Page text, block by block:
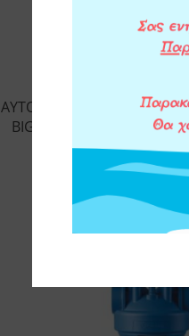
ΑΥΤΟΚΑΘΑΡΙΖΟΜΕΝΟ
BIG DUO 1 1/2″ RAH ΜΕ
ATLAS FILTRI
ΠΡΟΣΘΗΚΗ